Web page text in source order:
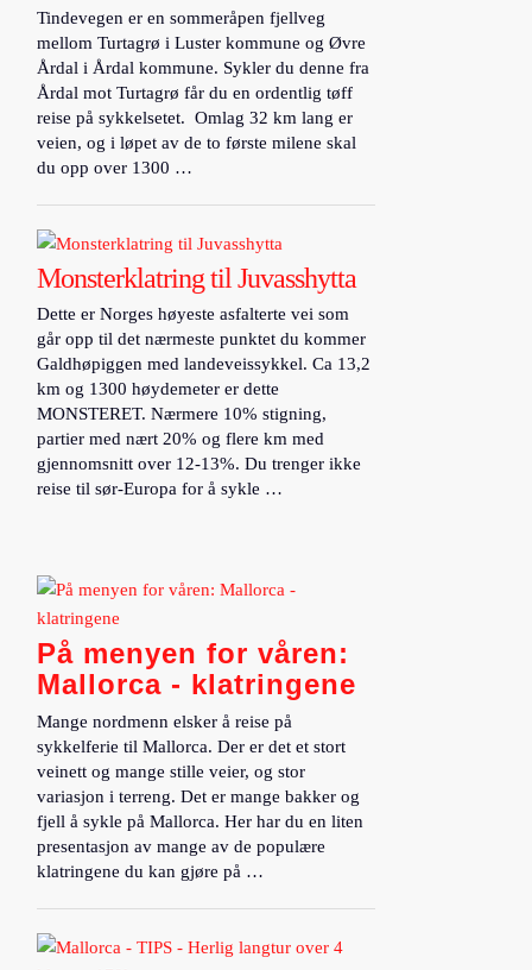
Tindevegen er en sommeråpen fjellveg
mellom Turtagrø i Luster kommune og Øvre
Årdal i Årdal kommune. Sykler du denne fra
Årdal mot Turtagrø får du en ordentlig tøff
reise på sykkelsetet. Omlag 32 km lang er
veien, og i løpet av de to første milene skal
du opp over 1300 …
Monsterklatring til Juvasshytta
Dette er Norges høyeste asfalterte vei som
går opp til det nærmeste punktet du kommer
Galdhøpiggen med landeveissykkel. Ca 13,2
km og 1300 høydemeter er dette
MONSTERET. Nærmere 10% stigning,
partier med nært 20% og flere km med
gjennomsnitt over 12-13%. Du trenger ikke
reise til sør-Europa for å sykle …
På menyen for våren:
Mallorca - klatringene
Mange nordmenn elsker å reise på
sykkelferie til Mallorca. Der er det et stort
veinett og mange stille veier, og stor
variasjon i terreng. Det er mange bakker og
fjell å sykle på Mallorca. Her har du en liten
presentasjon av mange av de populære
klatringene du kan gjøre på …